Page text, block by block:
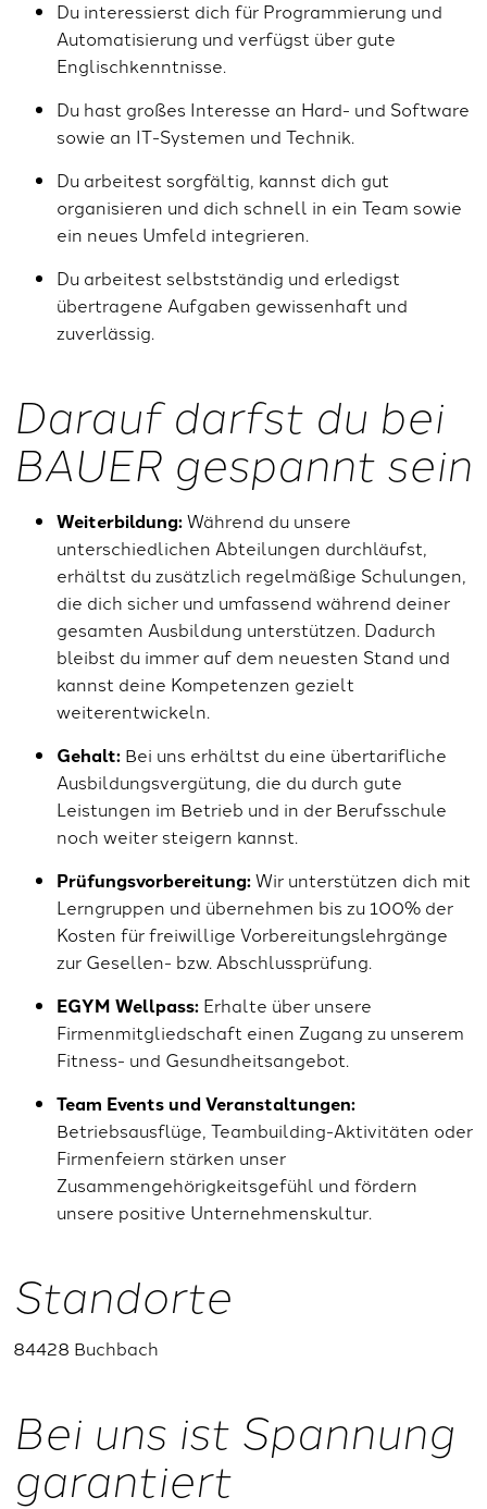
Du interessierst dich für Programmierung und
Automatisierung und verfügst über gute
Englischkenntnisse.
Du hast großes Interesse an Hard- und Software
sowie an IT-Systemen und Technik.
Du arbeitest sorgfältig, kannst dich gut
organisieren und dich schnell in ein Team sowie
ein neues Umfeld integrieren.
Du arbeitest selbstständig und erledigst
übertragene Aufgaben gewissenhaft und
zuverlässig.
Darauf darfst du bei
BAUER gespannt sein
Weiterbildung:Während du unsere
unterschiedlichen Abteilungen durchläufst,
erhältst du zusätzlich regelmäßige Schulungen,
die dich sicher und umfassend während deiner
gesamten Ausbildung unterstützen. Dadurch
bleibst du immer auf dem neuesten Stand und
kannst deine Kompetenzen gezielt
weiterentwickeln.
Gehalt: Bei uns erhältst du eine übertarifliche
Ausbildungsvergütung, die du durch gute
Leistungen im Betrieb und in der Berufsschule
noch weiter steigern kannst.
Prüfungsvorbereitung:Wir unterstützen dich mit
Lerngruppen und übernehmen bis zu 100% der
Kosten für freiwillige Vorbereitungslehrgänge
zur Gesellen- bzw. Abschlussprüfung.
EGYM Wellpass: Erhalte über unsere
Firmenmitgliedschaft einen Zugang zu unserem
Fitness- und Gesundheitsangebot.
Team Events und Veranstaltungen:
Betriebsausflüge, Teambuilding-Aktivitäten oder
Firmenfeiern stärken unser
Zusammengehörigkeitsgefühl und fördern
unsere positive Unternehmenskultur.
Standorte
84428 Buchbach
Bei uns ist Spannung
garantiert